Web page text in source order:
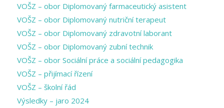
VOŠZ – obor Diplomovaný farmaceutický asistent
VOŠZ – obor Diplomovaný nutriční terapeut
VOŠZ – obor Diplomovaný zdravotní laborant
VOŠZ – obor Diplomovaný zubní technik
VOŠZ – obor Sociální práce a sociální pedagogika
VOŠZ – přijímací řízení
VOŠZ – školní řád
Výsledky – jaro 2024